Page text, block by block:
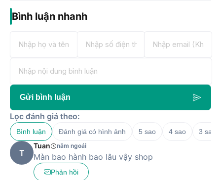
Bình luận nhanh
Gửi bình luận
Lọc đánh giá theo:
Bình luận Đánh giá có hình ảnh 5 sao 4 sao 3 sao
T
Tuan năm ngoái
Màn bao hành bao lâu vậy shop
Phản hồi